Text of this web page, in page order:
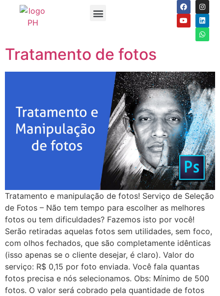
Tratamento de fotos
Tratamento e manipulação de fotos! Serviço de Seleção
de Fotos – Não tem tempo para escolher as melhores
fotos ou tem dificuldades? Fazemos isto por você!
Serão retiradas aquelas fotos sem utilidades, sem foco,
com olhos fechados, que são completamente idênticas
(isso apenas se o cliente desejar, é claro). Valor do
serviço: R$ 0,15 por foto enviada. Você fala quantas
fotos precisa e nós selecionamos. Obs: Mínimo de 500
fotos. O valor será cobrado pela quantidade de fotos